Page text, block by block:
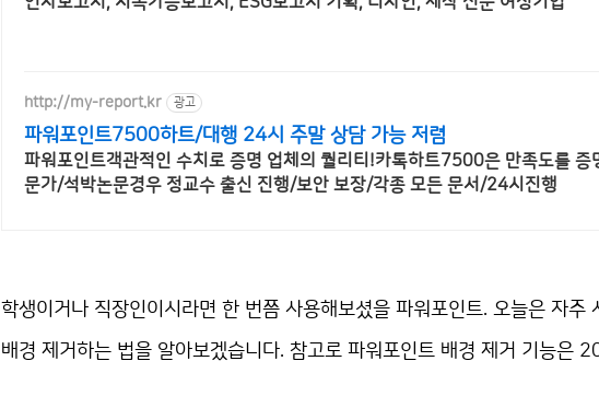
http://my-report.kr 광고
파워포인트7500하트/대행 24시 주말 상담 가능 저렴
파워포인트객관적인 수치로 증명 업체의 퀄리티!카톡하트7500은 만족도를 증
문가/석박논문경우 정교수 출신 진행/보안 보장/각종 모든 문서/24시진행
학생이거나 직장인이시라면 한 번쯤 사용해보셨을 파워포인트. 오늘은 자주
배경 제거하는 법을 알아보겠습니다. 참고로 파워포인트 배경 제거 기능은